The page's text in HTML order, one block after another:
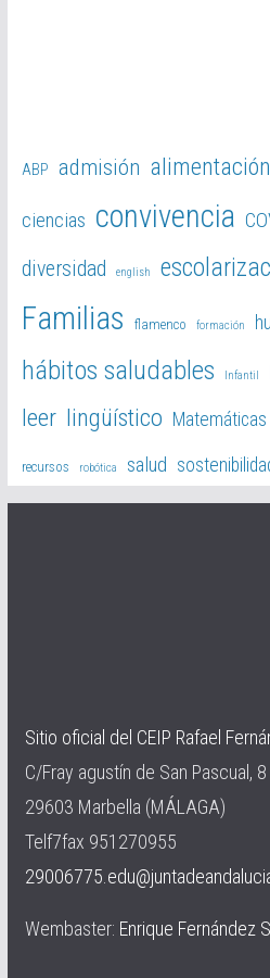
ABP admisión alimentación
ciencias convivencia
diversidad english
Familias flamenco formación
hábitos saludables Infantil
leer lingüístico Matemáticas
recursos robótica salud
Sitio oficial del CEIP Rafael
C/Fray agustín de San Pascual, 8
29603 Marbella (MÁLAGA)
Telf7fax 951270955
Wembaster: Enrique Fernández